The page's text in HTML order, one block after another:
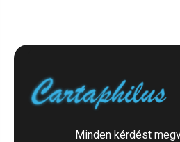
Minden kérdést